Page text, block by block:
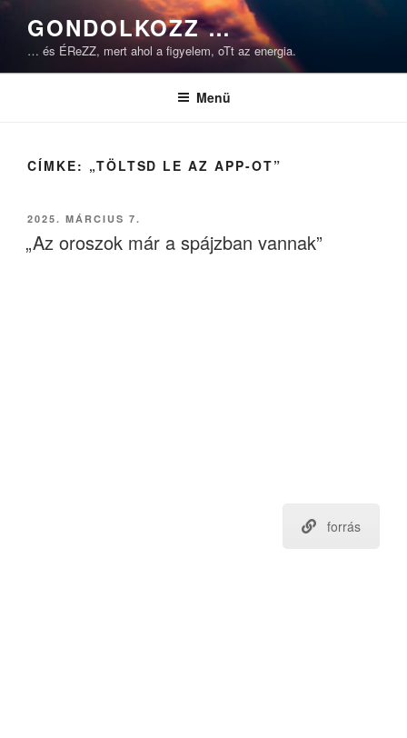
Tartalomhoz
GONDOLKOZZ …
… és ÉReZZ, mert ahol a figyelem, oTt az energia.
Menü
CÍMKE: „TÖLTSD LE AZ APP-OT”
BEKÜLDVE:
2025. MÁRCIUS 7.
„Az oroszok már a spájzban vannak”
forrás